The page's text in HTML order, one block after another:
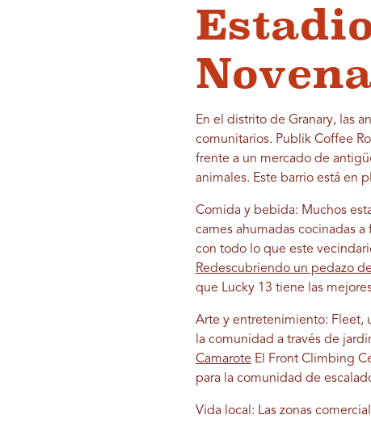
En el distrito de Granary, las
comunitarios. Publik Coffee
frente a un mercado de
animales. Este barrio está en
Comida y bebida: Muchos
carnes ahumadas cocinadas
con todo lo que este
Redescubriendo un pedazo
que Lucky 13 tiene las
Arte y entretenimiento: Fleet,
la comunidad a través de
Camarote El Front Climbing
para la comunidad de
Vida local: Las zonas